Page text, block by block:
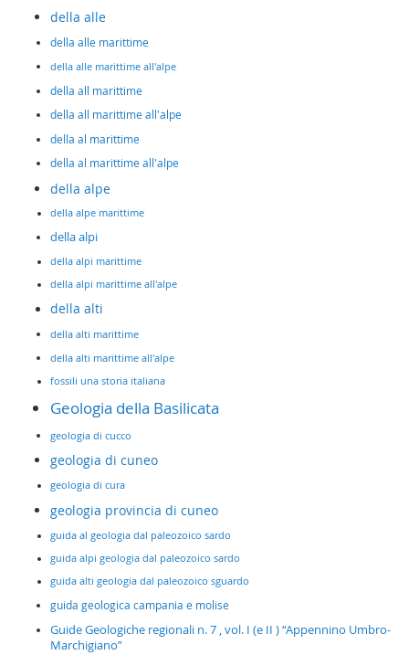
della alle
della alle marittime
della alle marittime all'alpe
della all marittime
della all marittime all'alpe
della al marittime
della al marittime all'alpe
della alpe
della alpe marittime
della alpi
della alpi marittime
della alpi marittime all'alpe
della alti
della alti marittime
della alti marittime all'alpe
fossili una storia italiana
Geologia della Basilicata
geologia di cucco
geologia di cuneo
geologia di cura
geologia provincia di cuneo
guida al geologia dal paleozoico sardo
guida alpi geologia dal paleozoico sardo
guida alti geologia dal paleozoico sguardo
guida geologica campania e molise
Guide Geologiche regionali n. 7 , vol. I (e II ) “Appennino Umbro-
Marchigiano”